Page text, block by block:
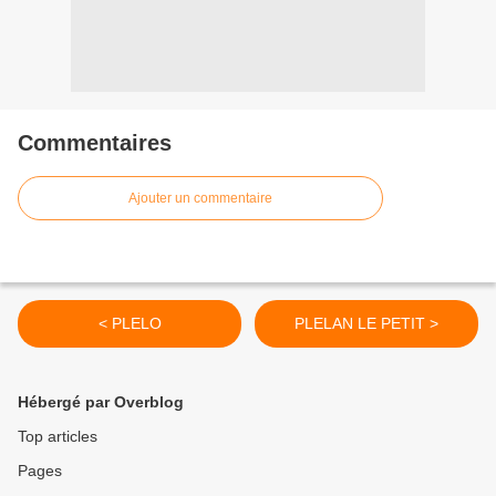
Commentaires
Ajouter un commentaire
< PLELO PLELAN LE PETIT >
Hébergé par Overblog
Top articles
Pages